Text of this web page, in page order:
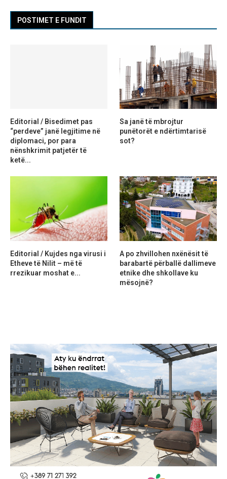
POSTIMET E FUNDIT
Editorial / Bisedimet pas
“perdeve” janë legjitime në
diplomaci, por para
nënshkrimit patjetër të
ketë...
Sa janë të mbrojtur
punëtorët e ndërtimtarisë
sot?
Editorial / Kujdes nga virusi i
Etheve të Nilit – më të
rrezikuar moshat e...
A po zhvillohen nxënësit të
barabartë përballë dallimeve
etnike dhe shkollave ku
mësojnë?